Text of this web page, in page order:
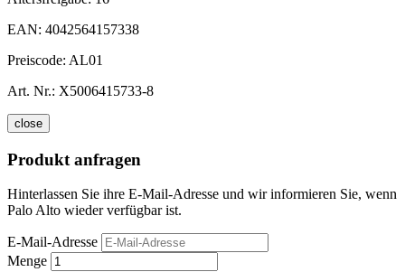
EAN: 4042564157338
Preiscode: AL01
Art. Nr.: X5006415733-8
close
Produkt anfragen
Hinterlassen Sie ihre E-Mail-Adresse und wir informieren Sie, wenn
Palo Alto wieder verfügbar ist.
E-Mail-Adresse
Menge